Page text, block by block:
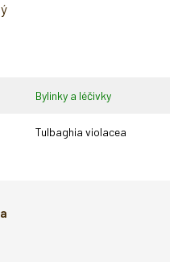
Bylinky a léčivky
Tulbaghia violacea